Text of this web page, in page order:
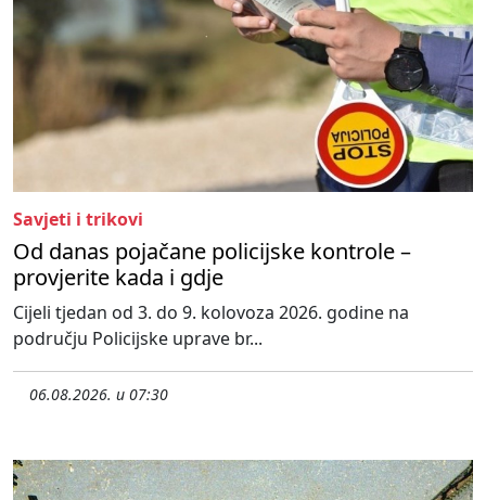
Savjeti i trikovi
Od danas pojačane policijske kontrole –
provjerite kada i gdje
Cijeli tjedan od 3. do 9. kolovoza 2026. godine na
području Policijske uprave br...
06.08.2026. u 07:30